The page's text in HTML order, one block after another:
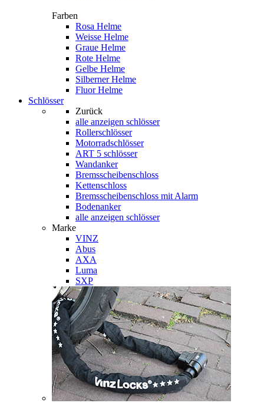
Farben
Rosa Helme
Weisse Helme
Graue Helme
Rote Helme
Gelbe Helme
Silberner Helme
Fluor Helme
Schlösser
Zurück
alle anzeigen schlösser
Rollerschlösser
Motorradschlösser
ART 5 schlösser
Wandanker
Bremsscheibenschloss
Kettenschloss
Bremsscheibenschloss mit Alarm
Bodenanker
alle anzeigen schlösser
Marke
VINZ
Abus
AXA
Luma
SXP